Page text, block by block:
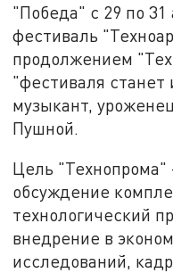
"Победа" с 29 по 31
фестиваль
продолжением
"фестиваля
музыкант,
Пушной.
Цель "Технопрома"
обсуждение
технологический
внедрение в
исследований,